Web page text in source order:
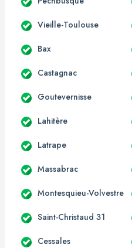
Vieille-Toulouse
Bax
Castagnac
Goutevernisse
Lahitère
Latrape
Massabrac
Montesquieu-Volvestre
Saint-Christaud 31
Cessales